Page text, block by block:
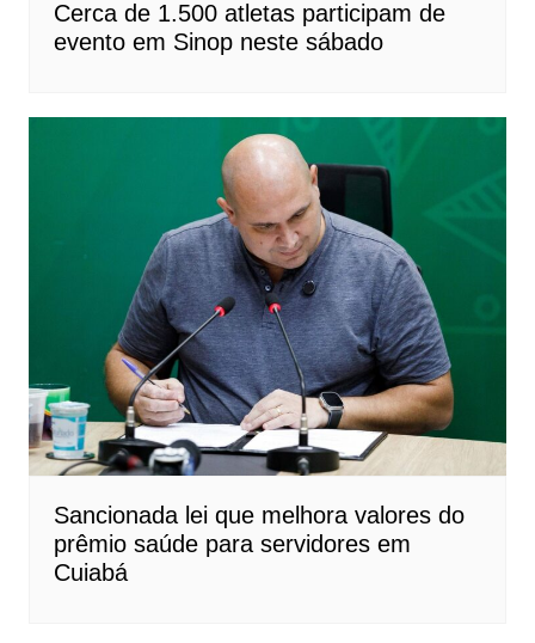
Cerca de 1.500 atletas participam de
evento em Sinop neste sábado
Sancionada lei que melhora valores do
prêmio saúde para servidores em
Cuiabá